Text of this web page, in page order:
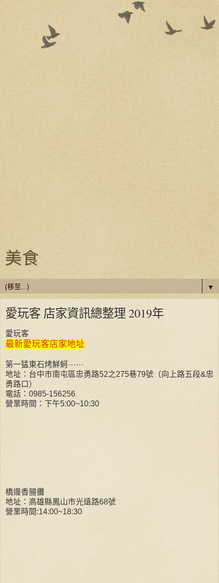
美食
▼
愛玩客 店家資訊總整理 2019年
愛玩客
最新愛玩客店家地址
第一猛東石烤鮮蚵 ⋯⋯
地址：台中市南屯區忠勇路52之275巷79號（向上路五段&忠
勇路口）
電話：0985-156256
營業時間：下午5:00~10:30
橋邊香腸攤
地址：高雄縣鳳山市光遠路68號
營業時間:14:00~18:30